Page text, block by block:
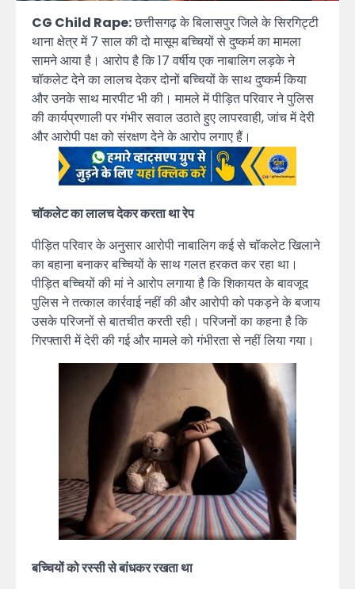
CG Child Rape:छत्तीसगढ़ के बिलासपुर जिले के सिरगिट्टी
थाना क्षेत्र में 7 साल की दो मासूम बच्चियों से दुष्कर्म का मामला
सामने आया है। आरोप है कि 17 वर्षीय एक नाबालिग लड़के ने
चॉकलेट देने का लालच देकर दोनों बच्चियों के साथ दुष्कर्म किया
और उनके साथ मारपीट भी की। मामले में पीड़ित परिवार ने पुलिस
की कार्यप्रणाली पर गंभीर सवाल उठाते हुए लापरवाही, जांच में देरी
और आरोपी पक्ष को संरक्षण देने के आरोप लगाए हैं।
चॉकलेट का लालच देकर करता था रेप
पीड़ित परिवार के अनुसार आरोपी नाबालिग कई से चॉकलेट खिलाने
का बहाना बनाकर बच्चियों के साथ गलत हरकत कर रहा था।
पीड़ित बच्चियों की मां ने आरोप लगाया है कि शिकायत के बावजूद
पुलिस ने तत्काल कार्रवाई नहीं की और आरोपी को पकड़ने के बजाय
उसके परिजनों से बातचीत करती रही। परिजनों का कहना है कि
गिरफ्तारी में देरी की गई और मामले को गंभीरता से नहीं लिया गया।
बच्चियों को रस्सी से बांधकर रखता था